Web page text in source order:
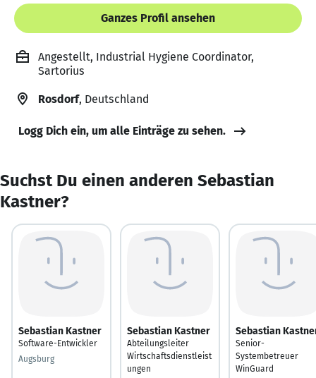
Ganzes Profil ansehen
Angestellt, Industrial Hygiene Coordinator,
Sartorius
Rosdorf, Deutschland
Logg Dich ein, um alle Einträge zu sehen.
Suchst Du einen anderen Sebastian
Kastner?
Sebastian Kastner
Software-Entwickler
Augsburg
Sebastian Kastner
Abteilungsleiter
Wirtschaftsdienstleist
ungen
Sebastian
Senior-
Systembetreuer
WinGuard